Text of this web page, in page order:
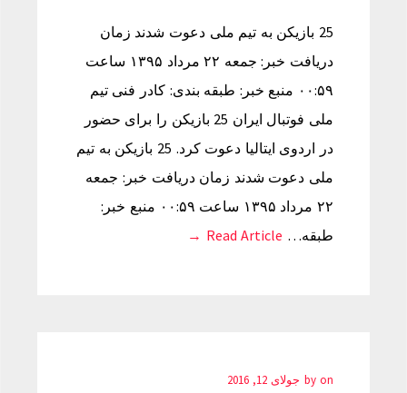
25 بازیکن به تیم ملی دعوت شدند زمان
دریافت خبر: جمعه ۲۲ مرداد ۱۳۹۵ ساعت
۰۰:۵۹ منبع خبر: طبقه بندی: کادر فنی تیم
ملی فوتبال ایران 25 بازیکن را برای حضور
در اردوی ایتالیا دعوت کرد. 25 بازیکن به تیم
ملی دعوت شدند زمان دریافت خبر: جمعه
۲۲ مرداد ۱۳۹۵ ساعت ۰۰:۵۹ منبع خبر:
طبقه… Read Article →
by on جولای 12, 2016